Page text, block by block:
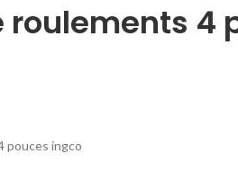
roulements 4
pouces ingco